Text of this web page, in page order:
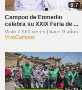
6:7
Campoo de Enmedio
celebra su XXIX Feria de ...
Visto 7.961 veces | hace 9 años
ViveCampoo